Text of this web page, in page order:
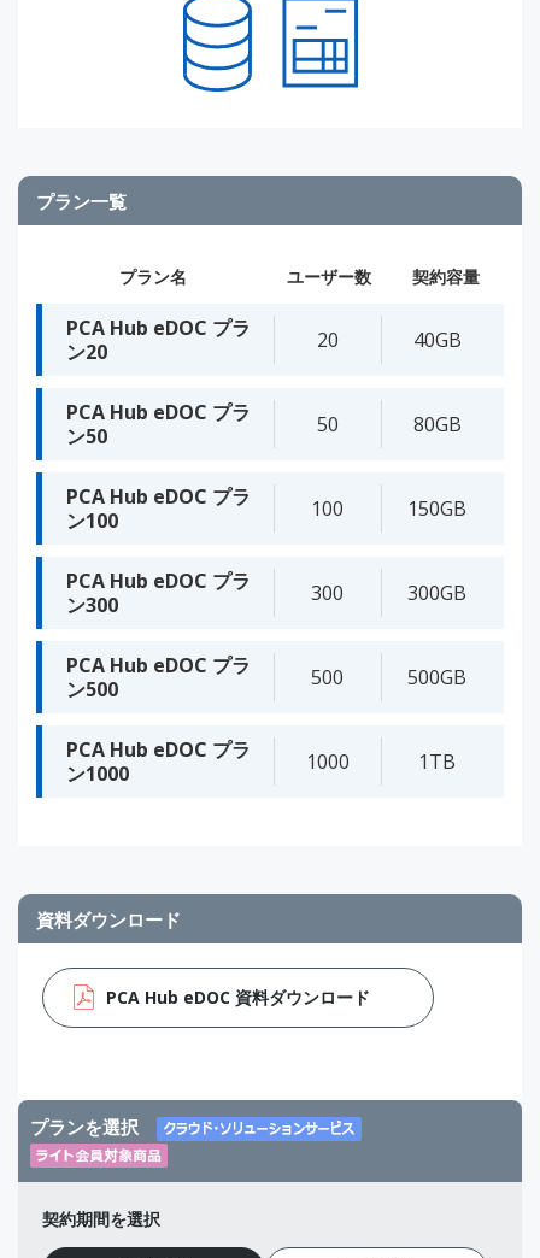
プラン一覧
プラン名 ユーザー数 契約容量
PCA Hub eDOC プラ
ン20
20 40GB
PCA Hub eDOC プラ
ン50
50 80GB
PCA Hub eDOC プラ
ン100
100 150GB
PCA Hub eDOC プラ
ン300
300 300GB
PCA Hub eDOC プラ
ン500
500 500GB
PCA Hub eDOC プラ
ン1000
1000 1TB
資料ダウンロード
PCA Hub eDOC 資料ダウンロード
プランを選択
契約期間を選択